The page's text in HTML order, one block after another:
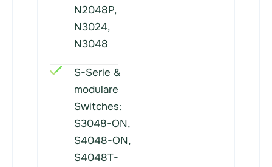
N2048P,
N3024,
N3048
S-Serie &
modulare
Switches:
S3048-ON,
S4048-ON,
S4048T-